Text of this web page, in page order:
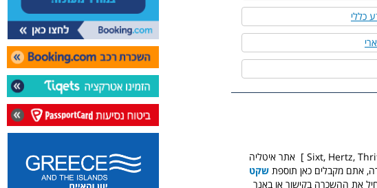
כללי
אתר איטליה
אתם מקבלים כאן תוספת שקט
את ההשכרה בקישור או באנר